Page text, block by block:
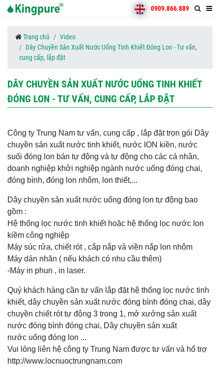
0909.866.889
Trang chủ
Video
Dây Chuyền Sản Xuất Nước Uống Tinh Khiết Đóng Lon - Tư vấn,
cung cấp, lắp đặt
DÂY CHUYỀN SẢN XUẤT NƯỚC UỐNG TINH KHIẾT
ĐÓNG LON - TƯ VẤN, CUNG CẤP, LẮP ĐẶT
Công ty Trung Nam tư vấn, cung cấp , lắp đặt trọn gói Dây
chuyền sản xuất nước tinh khiết, nước ION kiền, nước
suối đóng lon bán tự động và tự động cho các cá nhân,
doanh nghiệp khởi nghiệp ngành nước uống đóng chai,
đóng bình, đóng lon nhôm, lon thiết,...
Dây chuyền sản xuất nước uống đóng lon tự động bao
gồm :
Hệ thống lọc nước tinh khiết hoặc hệ thống lọc nước Ion
kiềm công nghiệp
Máy súc rửa, chiết rót , cắp nắp và viền nắp lon nhôm
Máy dán nhãn ( nếu khách có nhu cầu thêm)
-Máy in phun , in laser.
Quý khách hàng cần tư vấn lắp đặt hệ thống lọc nước tinh
khiết, dây chuyền sản xuất nước đóng bình đóng chai, dây
chuyền chiết rót tự động 3 trong 1, mở xưởng sản xuất
nước đóng bình đóng chai, Dây chuyền sản xuất
nước uống đóng lon ...
Vui lòng liên hệ công ty Trung Nam được tư vấn và hổ trợ
http://www.locnuoctrungnam.com